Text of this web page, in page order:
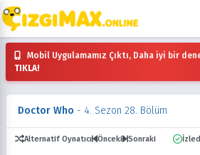
Mobil Uygulamamız Çıktı, Daha iyi bir
TIKLA!
Doctor Who - 4. Sezon 28. Bölüm
Alternatif Oynatıcı Önceki Sonraki